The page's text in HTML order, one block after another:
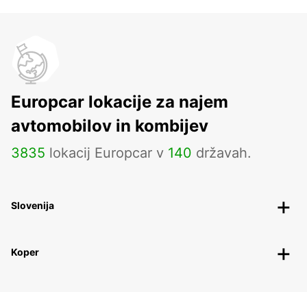
Europcar lokacije za najem
avtomobilov in kombijev
3835 lokacij Europcar v 140 državah.
Slovenija
Koper